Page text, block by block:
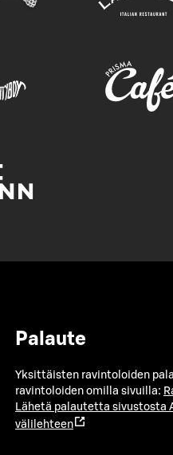
Palaute
Yksittäisten ravintoloiden
ravintoloiden omilla sivuilla:
Lähetä palautetta sivustosta
välilehteen